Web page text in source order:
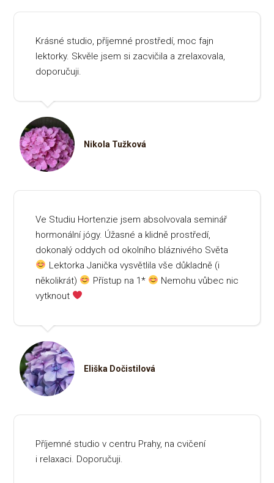
Krásné studio, příjemné prostředí, moc fajn
lektorky. Skvěle jsem si zacvičila a zrelaxovala,
doporučuji.
Nikola Tužková
Ve Studiu Hortenzie jsem absolvovala seminář
hormonální jógy. Úžasné a klidně prostředí,
dokonalý oddych od okolního bláznivého Světa
Lektorka Janička vysvětlila vše důkladně (i
několikrát)
Přístup na 1*
Nemohu vůbec nic
vytknout
Eliška Dočistilová
Příjemné studio v centru Prahy, na cvičení
i relaxaci. Doporučuji.